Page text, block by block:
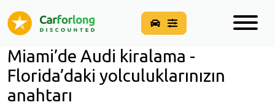
Miami’de Audi kiralama -
Florida’daki yolculuklarınızın
anahtarı